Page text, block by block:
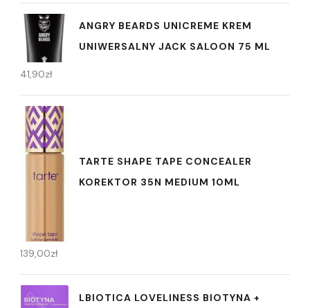
ANGRY BEARDS UNICREME KREM
UNIWERSALNY JACK SALOON 75 ML
41,90zł
TARTE SHAPE TAPE CONCEALER
KOREKTOR 35N MEDIUM 10ML
139,00zł
LBIOTICA LOVELINESS BIOTYNA +